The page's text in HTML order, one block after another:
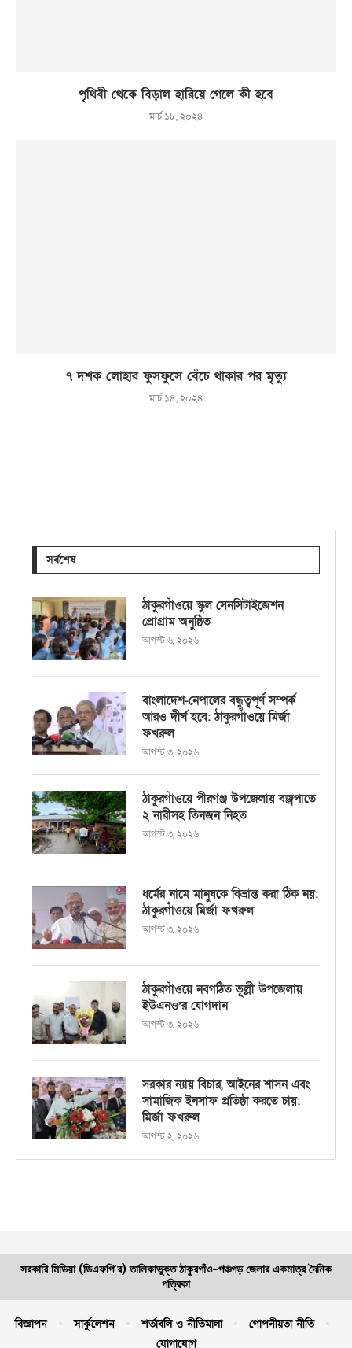
পৃথিবী থেকে বিড়াল হারিয়ে গেলে কী হবে
মার্চ ১৮, ২০২৪
৭ দশক লোহার ফুসফুসে বেঁচে থাকার পর মৃত্যু
মার্চ ১৪, ২০২৪
সর্বশেষ
ঠাকুরগাঁওয়ে স্কুল সেনসিটাইজেশন
প্রোগ্রাম অনুষ্ঠিত
আগস্ট ৬, ২০২৬
বাংলাদেশ-নেপালের বন্ধুত্বপূর্ণ সম্পর্ক
আরও দীর্ঘ হবে: ঠাকুরগাঁওয়ে মির্জা
ফখরুল
আগস্ট ৩, ২০২৬
ঠাকুরগাঁওয়ে পীরগঞ্জ উপজেলায় বজ্রপাতে
২ নারীসহ তিনজন নিহত
আগস্ট ৩, ২০২৬
ধর্মের নামে মানুষকে বিভ্রান্ত করা ঠিক নয়:
ঠাকুরগাঁওয়ে মির্জা ফখরুল
আগস্ট ৩, ২০২৬
ঠাকুরগাঁওয়ে নবগঠিত ভূল্লী উপজেলায়
ইউএনও’র যোগদান
আগস্ট ৩, ২০২৬
সরকার ন্যায় বিচার, আইনের শাসন এবং
সামাজিক ইনসাফ প্রতিষ্ঠা করতে চায়:
মির্জা ফখরুল
আগস্ট ২, ২০২৬
সরকারি মিডিয়া (ডিএফপি’র) তালিকাভুক্ত ঠাকুরগাঁও-পঞ্চগড় জেলার একমাত্র দৈনিক
পত্রিকা
বিজ্ঞাপন সার্কুলেশন শর্তাবলি ও নীতিমালা
গোপনীয়তা নীতি
যোগাযোগ